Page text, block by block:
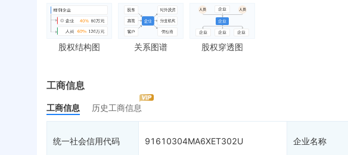
股东信息
历史
主要人员 2
对外投资
控制企业
最终受益人
企业年报
分支机构
法院公告
裁判文书
送达公告
被执行人
终本案件
司法协助
股权结构图 关系图谱 股权穿透图
工商信息
工商信息 历史工商信息
统一社会信用代码 91610304MA6XET302U 企业名称